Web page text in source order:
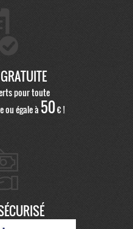
pour toute
ou égale à 50€ !